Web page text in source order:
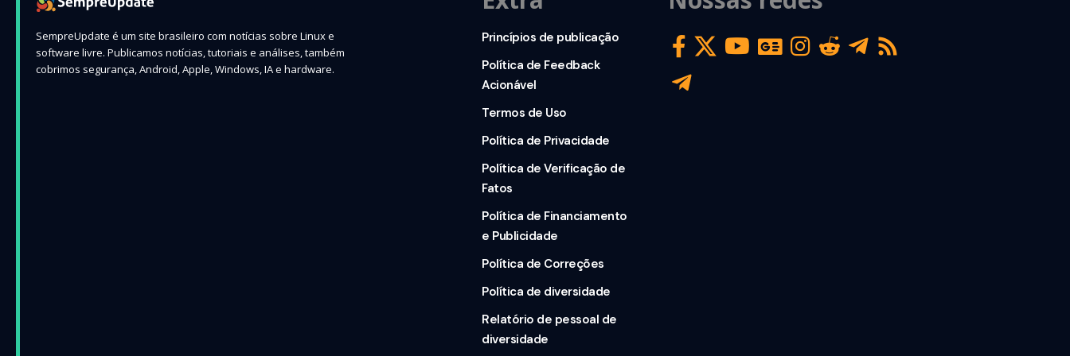
SempreUpdate é um site brasileiro com notícias sobre Linux e
software livre. Publicamos notícias, tutoriais e análises, também
cobrimos segurança, Android, Apple, Windows, IA e hardware.
Princípios de publicação
Política de Feedback
Acionável
Termos de Uso
Política de Privacidade
Política de Verificação de
Fatos
Política de Financiamento
e Publicidade
Política de Correções
Política de diversidade
Relatório de pessoal de
diversidade